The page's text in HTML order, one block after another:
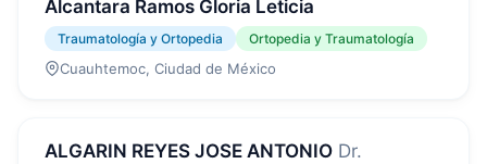
Alcantara Ramos Gloria Leticia
Traumatología y Ortopedia Ortopedia y Traumatología
Cuauhtemoc, Ciudad de México
ALGARIN REYES JOSE ANTONIO Dr.